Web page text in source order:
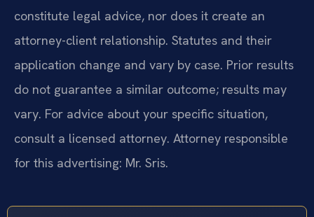
constitute legal advice, nor does it create an
attorney-client relationship. Statutes and their
application change and vary by case. Prior results
do not guarantee a similar outcome; results may
vary. For advice about your specific situation,
consult a licensed attorney. Attorney responsible
for this advertising: Mr. Sris.